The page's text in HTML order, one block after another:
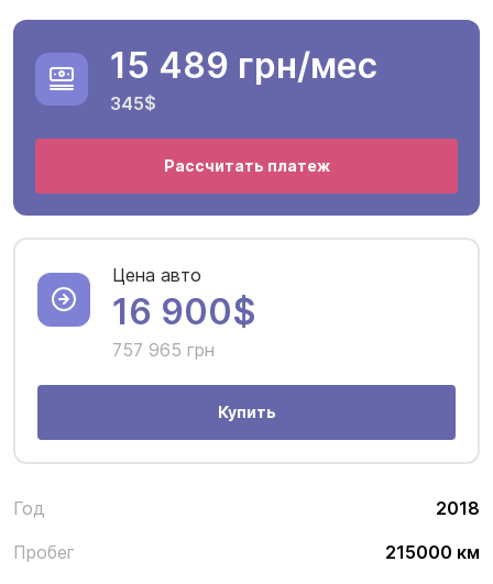
Год
2018
Пробег
215000 км
15 489 грн/мес
345$
Рассчитать платеж
Цена авто
16 900$
757 965 грн
Купить